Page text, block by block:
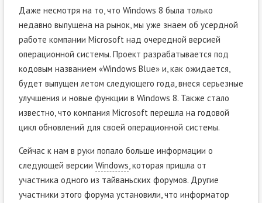
Даже несмотря на то, что Windows 8 была только
недавно выпущена на рынок, мы уже знаем об усердной
работе компании Microsoft над очередной версией
операционной системы. Проект разрабатывается под
кодовым названием «Windows Blue» и, как ожидается,
будет выпущен летом следующего года, внеся серьезные
улучшения и новые функции в Windows 8. Также стало
известно, что компания Microsoft перешла на годовой
цикл обновлений для своей операционной системы.
Сейчас к нам в руки попало больше информации о
следующей версии Windows, которая пришла от
участника одного из тайваньских форумов. Другие
участники этого форума установили, что информатор